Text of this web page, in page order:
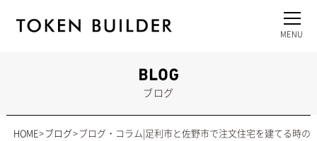
ブログ
HOME ブログ ブログ・コラム|足利市と佐野市で注文住宅を建てる時の